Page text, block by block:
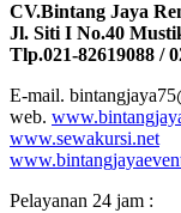
CV.Bintang Jaya
Jl. Siti I No.40
Tlp.021-82619088 /
E-mail.
web.
www.sewakursi.net
Pelayanan 24 jam :